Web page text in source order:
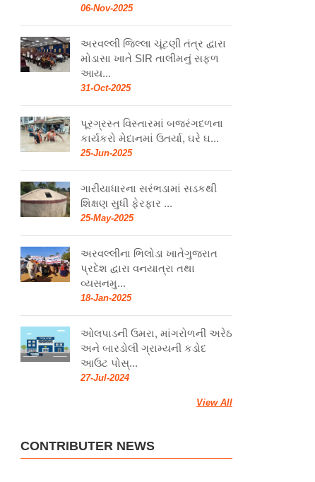
06-Nov-2025
અરવલ્લી જિલ્લા ચૂંટણી તંત્ર દ્વારા
મોડાસા ખાતે SIR તાલીમનું સફળ
આય...
31-Oct-2025
પૂરગ્રસ્ત વિસ્તારમાં બજરંગદળના
કાર્યકરો મેદાનમાં ઉતર્યા, ઘરે ઘ...
25-Jun-2025
ગારીયાધારના સરંભડામાં સડકથી
શિક્ષણ સુધી ફેરફાર ...
25-May-2025
અરવલ્લીના ભિલોડા ખાતેગુજરાત
પ્રદેશ દ્વારા વનયાત્રા તથા
વ્યસનમુ...
18-Jan-2025
ઓલપાડની ઉમરા, માંગરોળની અરેઠ
અને બારડોલી ગ્રામ્યની કડોદ
આઉટ પોસ્...
27-Jul-2024
View All
CONTRIBUTER NEWS